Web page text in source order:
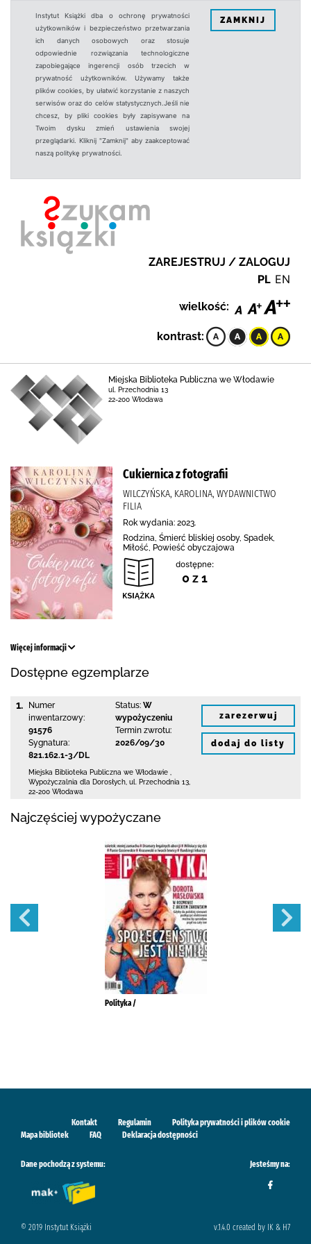
Instytut Książki dba o ochronę prywatności
użytkowników i bezpieczeństwo przetwarzania
ich danych osobowych oraz stosuje
odpowiednie rozwiązania technologiczne
zapobiegające ingerencji osób trzecich w
prywatność użytkowników. Używamy także
plików cookies, by ułatwić korzystanie z naszych
serwisów oraz do celów statystycznych.Jeśli nie
chcesz, by pliki cookies były zapisywane na
Twoim dysku zmień ustawienia swojej
przeglądarki. Kliknij "Zamknij" aby zaakceptować
naszą politykę prywatności.
ZAMKNIJ
ZAREJESTRUJ / ZALOGUJ
PL EN
wielkość:
kontrast:
Miejska Biblioteka Publiczna we Włodawie
ul. Przechodnia 13
22-200 Włodawa
Cukiernica z fotografii
WILCZYŃSKA, KAROLINA, WYDAWNICTWO
FILIA
Rok wydania: 2023.
Rodzina, Śmierć bliskiej osoby, Spadek,
Miłość, Powieść obyczajowa
dostępne:
0 z 1
Więcej informacji
Dostępne egzemplarze
1.
Numer
inwentarzowy:
91576
Sygnatura:
821.162.1-3/DL
Status: W
wypożyczeniu
Termin zwrotu:
2026/09/30
Miejska Biblioteka Publiczna we Włodawie
Wypożyczalnia dla Dorosłych, ul. Przechodnia 13
22-200 Włodawa
zarezerwuj
dodaj do listy
Najczęściej wypożyczane
Polityka /
Kontakt Regulamin
Polityka prywatności i plików cookie
Mapa bibliotek
FAQ Deklaracja dostępności
Dane pochodzą z systemu: Jesteśmy na:
© 2019 Instytut Książki v.1.4.0 created by IK & H7